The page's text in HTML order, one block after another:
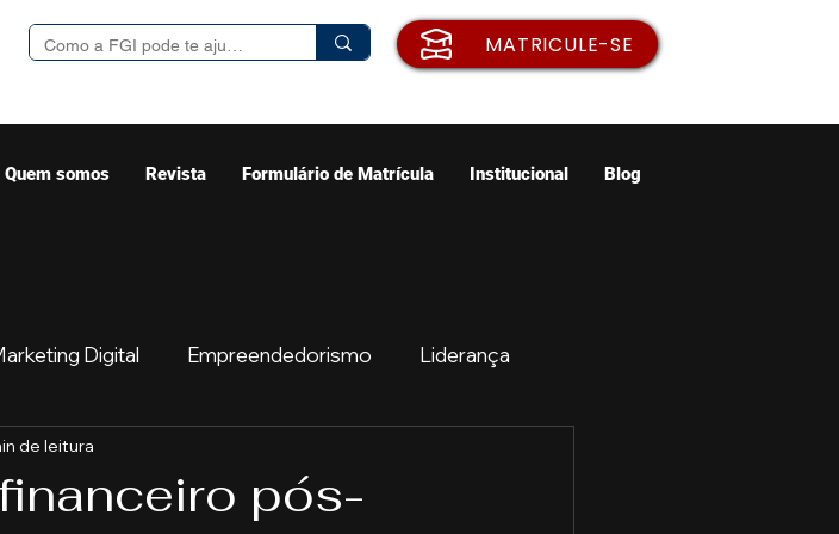
MATRICULE-SE
Quem somos Revista Formulário de Matrícula Institucional Blog
Digital Empreendedorismo Liderança
pós-
de leitura